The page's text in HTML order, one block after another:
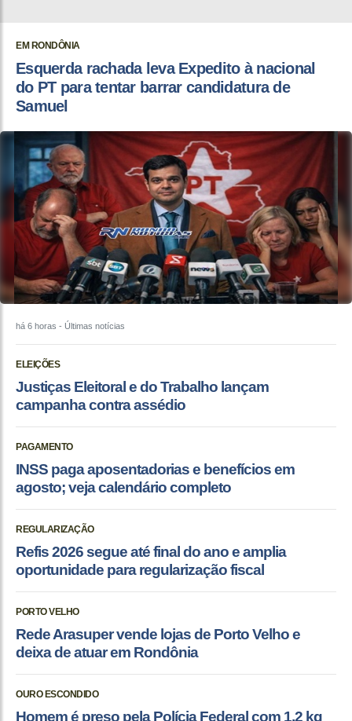
EM RONDÔNIA
Esquerda rachada leva Expedito à nacional
do PT para tentar barrar candidatura de
Samuel
há 6 horas - Últimas notícias
ELEIÇÕES
Justiças Eleitoral e do Trabalho lançam
campanha contra assédio
PAGAMENTO
INSS paga aposentadorias e benefícios em
agosto; veja calendário completo
REGULARIZAÇÃO
Refis 2026 segue até final do ano e amplia
oportunidade para regularização fiscal
PORTO VELHO
Rede Arasuper vende lojas de Porto Velho e
deixa de atuar em Rondônia
OURO ESCONDIDO
Homem é preso pela Polícia Federal com 1,2 kg